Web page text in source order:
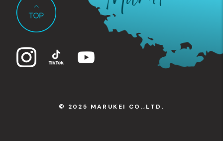
© 2025 MARUKEI CO.,LTD.